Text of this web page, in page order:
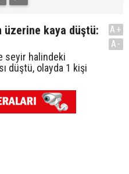
üzerine kaya düştü:
seyir halindeki
düştü, olayda 1 kişi
A+
A-